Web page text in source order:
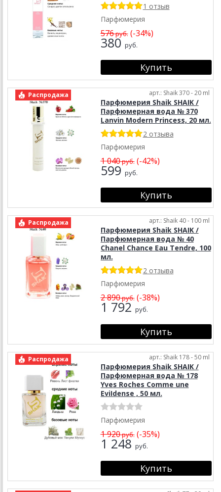
1 отзыв
Парфюмерия
576руб.(-34%)
380 руб.
Распродажа арт.: Shaik 370 - 20 ml
Парфюмерия Shaik SHAIK /
Парфюмерная вода № 370
Lanvin Modern Princess, 20 мл.
2 отзыва
Парфюмерия
1 040руб.(-42%)
599 руб.
Распродажа арт.: Shaik 40 - 100 ml
Парфюмерия Shaik SHAIK /
Парфюмерная вода № 40
Chanel Chance Еаu Tendre, 100
мл.
2 отзыва
Парфюмерия
2 890руб.(-38%)
1 792 руб.
Распродажа арт.: Shaik 178 - 50 ml
Парфюмерия Shaik SHAIK /
Парфюмерная вода № 178
Yves Roches Comme une
EviIdense , 50 мл.
Парфюмерия
1 920руб.(-35%)
1 248 руб.